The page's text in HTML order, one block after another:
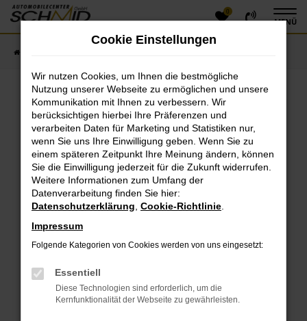
Zum
Hauptinhalt
0
MENÜ
Fehler: Network Error
Beim Laden ist ein Fehler aufgetreten.
Hier sind ein paar Tipps, die dir helfen können:
Überprüfe deine Firewall und deine
Internetverbindung.
Laden andere Webseiten, zum Beispiel deine
Suchmaschine?
Prüfe deine Browsererweiterungen.
das Laden bestimmter Seiten verhindern.
Funktioniert die Seite in einem anderen Browser
oder in einem privaten Fenster?
Cookie Einstellungen
Wir nutzen Cookies, um Ihnen die bestmögliche
Nutzung unserer Webseite zu ermöglichen und unsere
Kommunikation mit Ihnen zu verbessern. Wir
berücksichtigen hierbei Ihre Präferenzen und
verarbeiten Daten für Marketing und Statistiken nur,
wenn Sie uns Ihre Einwilligung geben. Wenn Sie zu
einem späteren Zeitpunkt Ihre Meinung ändern, können
Sie die Einwilligung jederzeit für die Zukunft widerrufen.
Weitere Informationen zum Umfang der
Datenverarbeitung finden Sie hier:
Datenschutzerklärung Cookie-Richtlinie
Impressum
Folgende Kategorien von Cookies werden von uns eingesetzt:
Essentiell
Diese Technologien sind erforderlich, um die
Kernfunktionalität der Webseite zu gewährleisten.